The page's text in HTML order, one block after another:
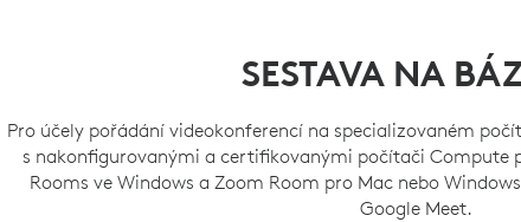
SESTAVA NA
Pro účely pořádání videokonferencí na specializovaném
s nakonfigurovanými a certifikovanými počítači Compute
Rooms ve Windows a Zoom Room pro Mac nebo
Google Meet.